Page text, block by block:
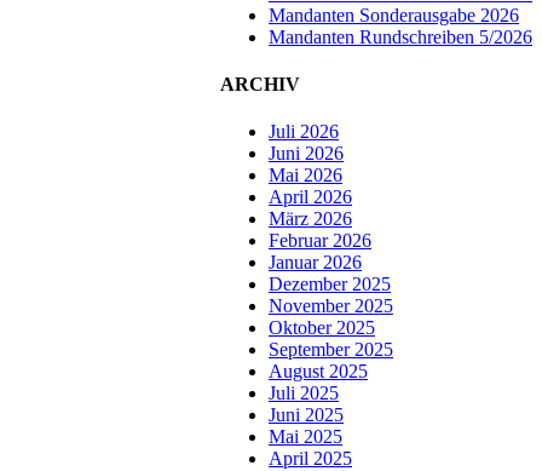
Mandanten Sonderausgabe 2026
Mandanten Rundschreiben 5/2026
ARCHIV
Juli 2026
Juni 2026
Mai 2026
April 2026
März 2026
Februar 2026
Januar 2026
Dezember 2025
November 2025
Oktober 2025
September 2025
August 2025
Juli 2025
Juni 2025
Mai 2025
April 2025